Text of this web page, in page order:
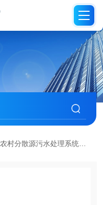
农村分散源污水处理系统